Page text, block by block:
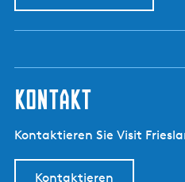
kontakt
Kontaktieren Sie Visit
Kontaktieren